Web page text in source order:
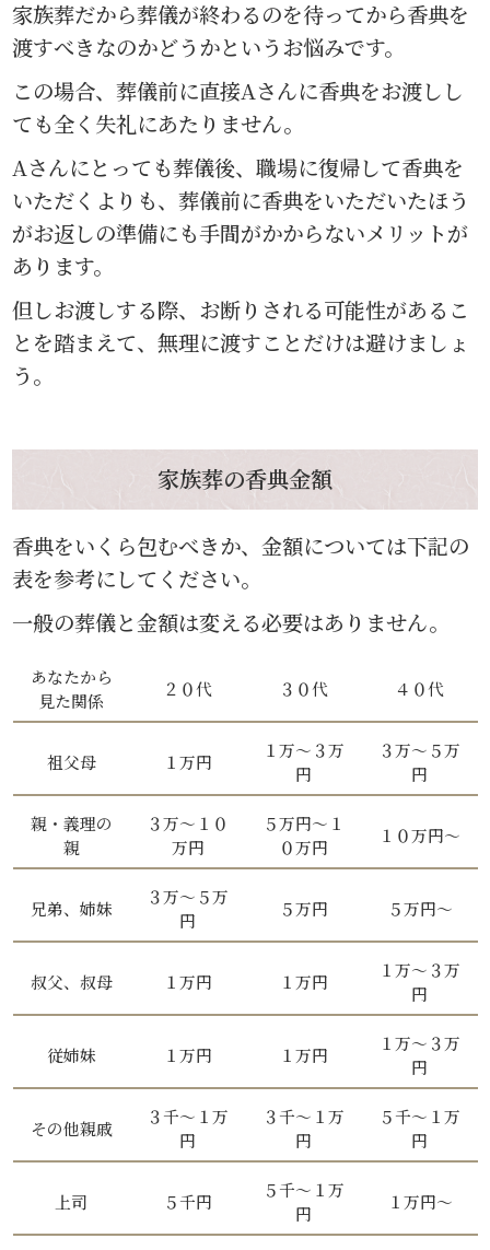
家族葬だから葬儀が終わるのを待ってから香典を
渡すべきなのかどうかというお悩みです。
この場合、葬儀前に直接Aさんに香典をお渡しし
ても全く失礼にあたりません。
Aさんにとっても葬儀後、職場に復帰して香典を
いただくよりも、葬儀前に香典をいただいたほう
がお返しの準備にも手間がかからないメリットが
あります。
但しお渡しする際、お断りされる可能性があるこ
とを踏まえて、無理に渡すことだけは避けましょ
う。
家族葬の香典金額
香典をいくら包むべきか、金額については下記の
表を参考にしてください。
一般の葬儀と金額は変える必要はありません。
あなたから
見た関係
２０代 ３０代 ４０代
祖父母 １万円
１万〜３万
円
３万〜５万
円
親・義理の
親
３万〜１０
万円
５万円〜１
０万円
１０万円〜
兄弟、姉妹
３万〜５万
円
５万円 ５万円〜
叔父、叔母 １万円 １万円
１万〜３万
円
従姉妹 １万円 １万円
１万〜３万
円
その他親戚
３千〜１万
円
３千〜１万
円
５千〜１万
円
上司 ５千円
５千〜１万
円
１万円〜